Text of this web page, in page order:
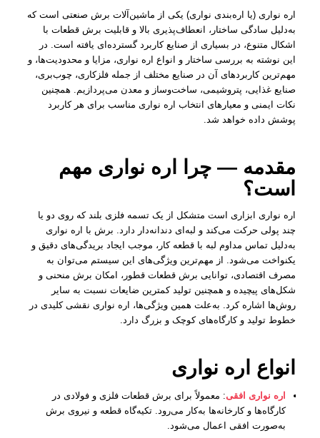
اره نواری (یا اره‌بندی نواری) یکی از ماشین‌آلات برش صنعتی است که
به‌دلیل سادگی ساختار، انعطاف‌پذیری بالا و قابلیت برش قطعات با
اشکال متنوع، در بسیاری از صنایع کاربرد گسترده‌ای یافته است. در
این نوشته به بررسی ساختار و انواع اره نواری، مزایا و محدودیت‌ها، و
مهم‌ترین کاربردهای آن در صنایع مختلف از جمله فلزکاری، چوب‌بری،
صنایع غذایی، پتروشیمی، ساخت‌وساز و معدن می‌پردازیم. همچنین
نکات ایمنی و معیارهای انتخاب اره نواری مناسب برای هر کاربرد
پوشش داده خواهد شد.
مقدمه — چرا اره نواری مهم
است؟
اره نواری ابزاری است متشکل از یک تسمه فلزی بلند که روی دو یا
چند پولی حرکت می‌کند و لبه‌ای دندانه‌دار دارد. برش با اره نواری
به‌دلیل تماس مداوم لبه با قطعه کار، موجب ایجاد بریدگی‌های دقیق و
یکنواخت می‌شود. از مهم‌ترین ویژگی‌های این سیستم می‌توان به
مصرف اقتصادی، توانایی برش قطعات قطور، امکان برش منحنی و
شکل‌های پیچیده و همچنین تولید کمترین ضایعات نسبت به سایر
روش‌ها اشاره کرد. به‌علت همین ویژگی‌ها، اره نواری نقشی کلیدی در
خطوط تولید و کارگاه‌های کوچک و بزرگ دارد.
انواع اره نواری
اره نواری افقی: معمولاً برای برش قطعات فلزی و فولادی در
کارگاه‌ها و کارخانه‌ها به‌کار می‌رود. تکیه‌گاه قطعه و نیروی برش
به‌صورت افقی اعمال می‌شود.